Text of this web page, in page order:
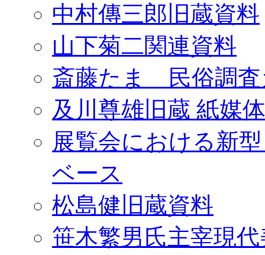
中村傳三郎旧蔵資料
山下菊二関連資料
斎藤たま 民俗調査
及川尊雄旧蔵 紙媒
展覧会における新
ベース
松島健旧蔵資料
笹木繁男氏主宰現